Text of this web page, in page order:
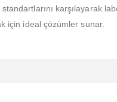
karşılayarak
için ideal çözümler sunar.